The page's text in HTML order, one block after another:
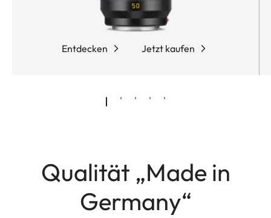
Entdecken Jetzt kaufen
Qualität „Made in
Germany“